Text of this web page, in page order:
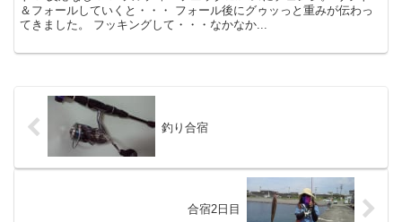
＆フォールしていくと・・・ フォール後にグゥッっと重みが伝わっ
てきました。 フッキングして・・・なかなか...
釣り合宿
合宿2日目